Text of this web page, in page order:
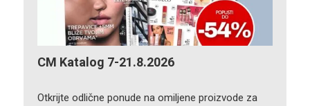
CM Katalog 7-21.8.2026
Otkrijte odlične ponude na omiljene proizvode za